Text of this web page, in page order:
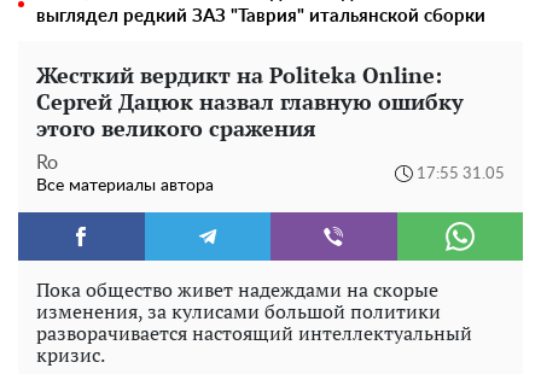
выглядел редкий ЗАЗ "Таврия" итальянской сборки
Жесткий вердикт на Politeka Online:
Сергей Дацюк назвал главную ошибку
этого великого сражения
Ro
Все материалы автора
17:55 31.05
Пока общество живет надеждами на скорые
изменения, за кулисами большой политики
разворачивается настоящий интеллектуальный
кризис.